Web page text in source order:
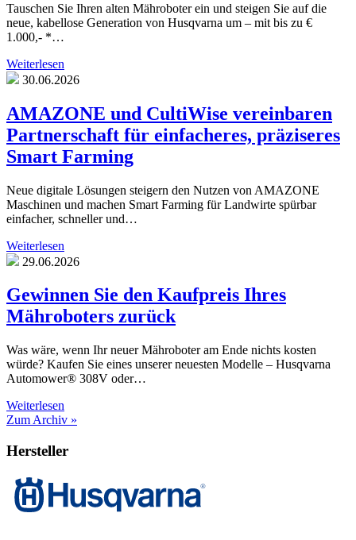
Tauschen Sie Ihren alten Mähroboter ein und steigen Sie auf die
neue, kabellose Generation von Husqvarna um – mit bis zu €
1.000,- *…
Weiterlesen
30.06.2026
AMAZONE und CultiWise vereinbaren
Partnerschaft für einfacheres, präziseres
Smart Farming
Neue digitale Lösungen steigern den Nutzen von AMAZONE
Maschinen und machen Smart Farming für Landwirte spürbar
einfacher, schneller und…
Weiterlesen
29.06.2026
Gewinnen Sie den Kaufpreis Ihres
Mähroboters zurück
Was wäre, wenn Ihr neuer Mähroboter am Ende nichts kosten
würde? Kaufen Sie eines unserer neuesten Modelle – Husqvarna
Automower® 308V oder…
Weiterlesen
Zum Archiv »
Hersteller